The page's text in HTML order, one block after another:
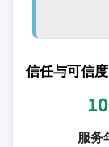
信任与可信度
服务